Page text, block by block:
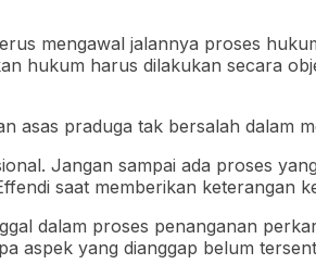
mengawal jalannya proses
hukum harus dilakukan secara
asas praduga tak bersalah dalam
Jangan sampai ada proses
saat memberikan keterangan
dalam proses penanganan
aspek yang dianggap belum